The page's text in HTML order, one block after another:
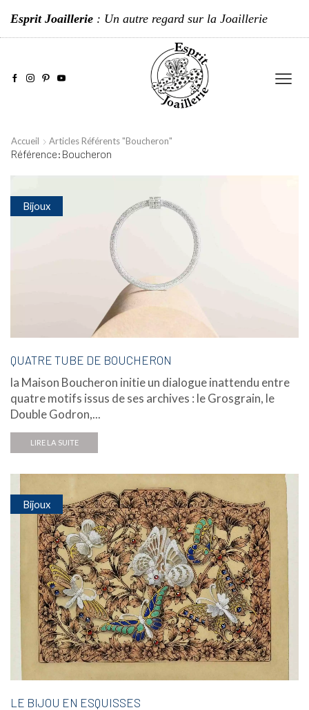
Esprit Joaillerie : Un autre regard sur la Joaillerie
Accueil Articles Référents "Boucheron"
Référence:Boucheron
Bijoux
QUATRE TUBE DE BOUCHERON
la Maison Boucheron initie un dialogue inattendu entre
quatre motifs issus de ses archives : le Grosgrain, le
Double Godron,...
LIRE LA SUITE
Bijoux
LE BIJOU EN ESQUISSES